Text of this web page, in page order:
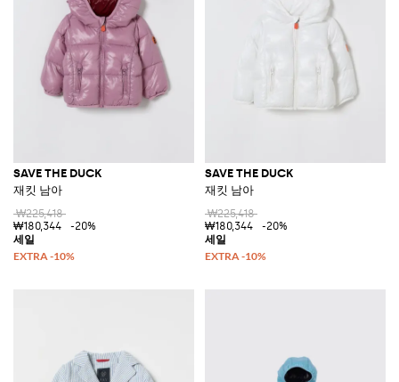
SAVE THE DUCK
재킷 남아
₩225,418
₩180,344
-20%
SAVE THE DUCK
재킷 남아
₩225,418
₩180,344
-20%